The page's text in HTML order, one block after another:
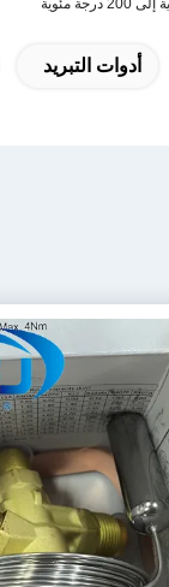
أدوات التبريد